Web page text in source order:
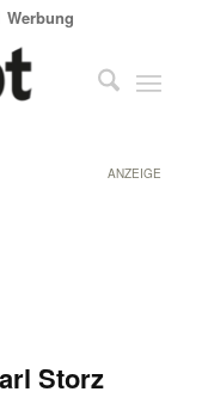
Werbung
ANZEIGE
Storz